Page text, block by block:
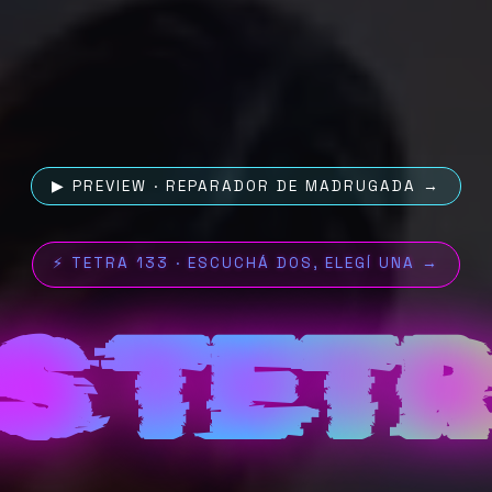
▶ PREVIEW · REPARADOR DE MADRUGADA →
⚡ TETRA 133 · ESCUCHÁ DOS, ELEGÍ UNA →